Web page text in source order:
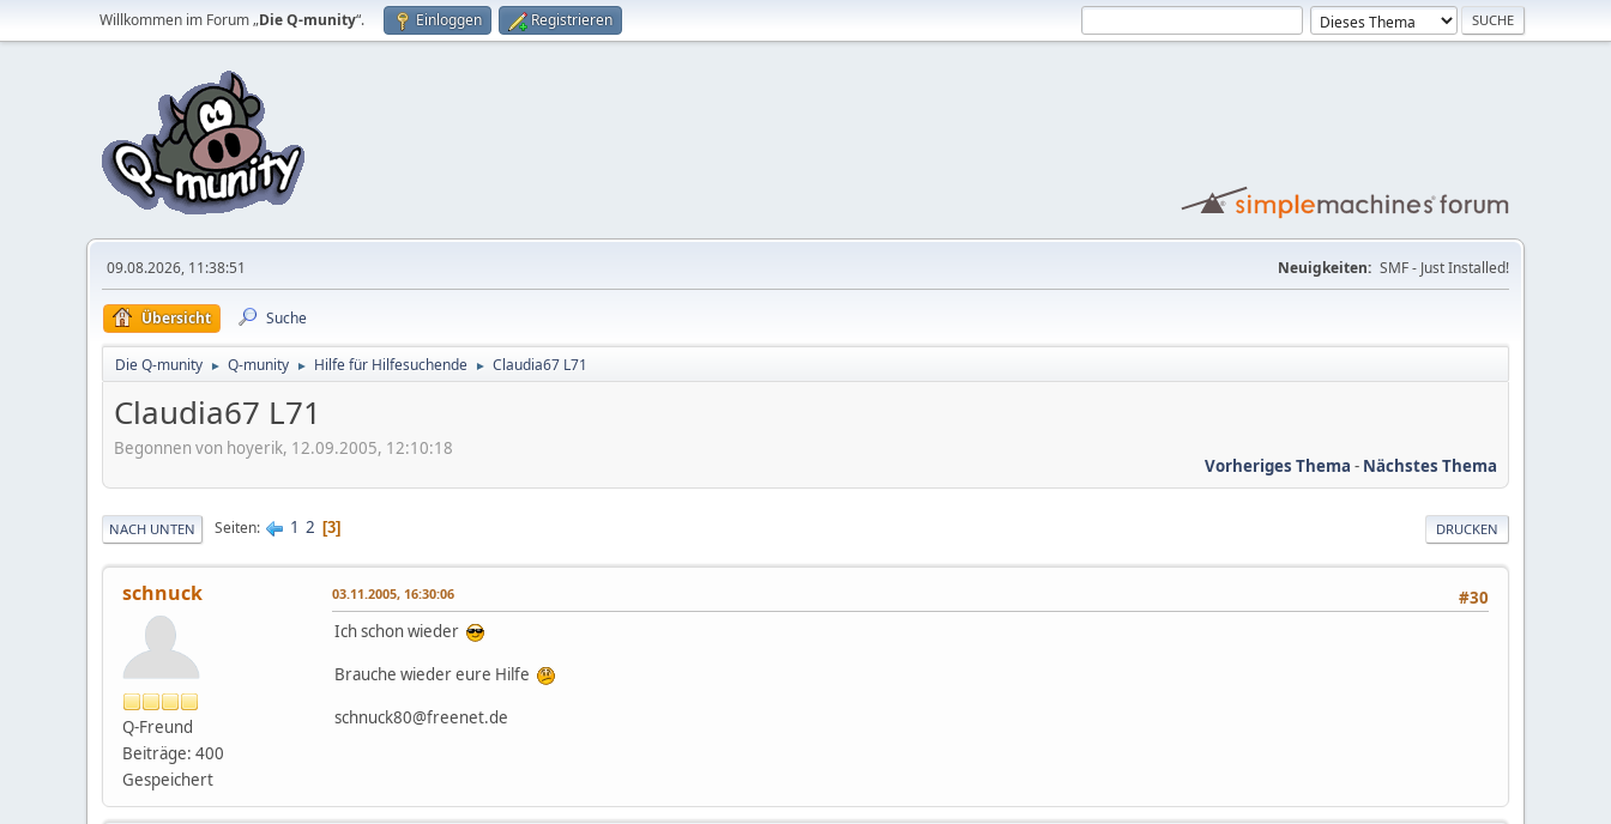
Willkommen im Forum „Die Q-munity“. Einloggen Registrieren
09.08.2026, 11:38:51 Neuigkeiten: SMF - Just Installed!
Übersicht Suche
Die Q-munity ► Q-munity ► Hilfe für Hilfesuchende ► Claudia67 L71
Claudia67 L71
Begonnen von hoyerik, 12.09.2005, 12:10:18
Vorheriges Thema - Nächstes Thema
DRUCKEN
NACH UNTEN Seiten 1 2 3
schnuck
Q-Freund
Beiträge: 400
Gespeichert
#30
03.11.2005, 16:30:06
Ich schon wieder
Brauche wieder eure Hilfe
schnuck80@freenet.de